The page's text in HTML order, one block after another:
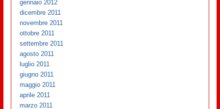
gennaio 2012
dicembre 2011
novembre 2011
ottobre 2011
settembre 2011
agosto 2011
luglio 2011
giugno 2011
maggio 2011
aprile 2011
marzo 2011